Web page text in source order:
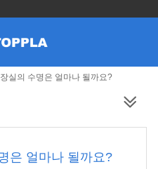
실의 수명은 얼마나 될까요?
은 얼마나 될까요?